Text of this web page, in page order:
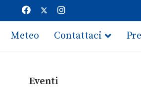
Meteo Contattaci
Eventi